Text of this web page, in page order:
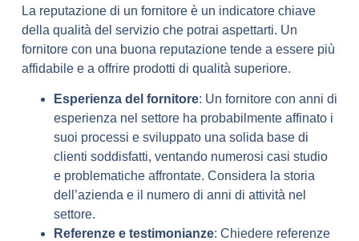
La reputazione di un fornitore è un indicatore chiave
della qualità del servizio che potrai aspettarti. Un
fornitore con una buona reputazione tende a essere più
affidabile e a offrire prodotti di qualità superiore.
Esperienza del fornitore: Un fornitore con anni di
esperienza nel settore ha probabilmente affinato i
suoi processi e sviluppato una solida base di
clienti soddisfatti, ventando numerosi casi studio
e problematiche affrontate. Considera la storia
dell’azienda e il numero di anni di attività nel
settore.
Referenze e testimonianze: Chiedere referenze